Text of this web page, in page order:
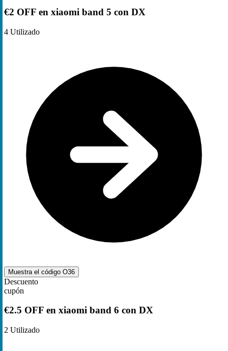
€2 OFF en xiaomi band 5 con DX
4 Utilizado
Muestra el código O36
Descuento
cupón
€2.5 OFF en xiaomi band 6 con DX
2 Utilizado